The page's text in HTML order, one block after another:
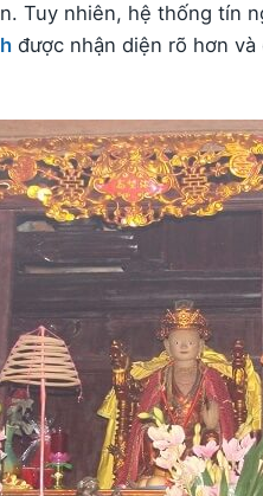
Tuy nhiên, hệ thống tín
được nhận diện rõ hơn